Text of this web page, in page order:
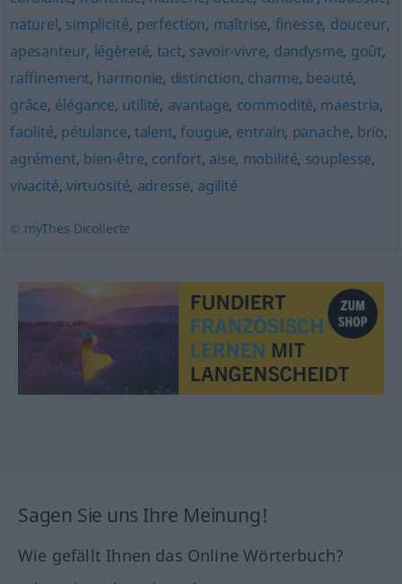
naturel, simplicité, perfection, maîtrise, finesse, douceur,
apesanteur, légèreté, tact, savoir-vivre, dandysme, goût,
raffinement, harmonie, distinction, charme, beauté,
grâce, élégance, utilité, avantage, commodité, maestria,
facilité, pétulance, talent,fougue, entrain, panache, brio,
agrément, bien-être, confort, aise, mobilité, souplesse,
vivacité, virtuosité, adresse, agilité
© myThes Dicollecte
Sagen Sie uns Ihre Meinung!
Wie gefällt Ihnen das Online Wörterbuch?